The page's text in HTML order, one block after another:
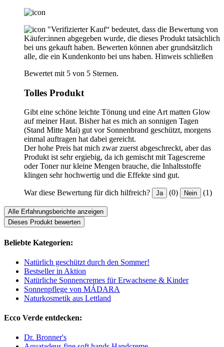
"Verifizierter Kauf“ bedeutet, dass die Bewertung von
Käufer:innen abgegeben wurde, die dieses Produkt tatsächlich
bei uns gekauft haben. Bewerten können aber grundsätzlich
alle, die ein Kundenkonto bei uns haben. Hinweis schließen
Bewertet mit 5 von 5 Sternen.
Tolles Produkt
Gibt eine schöne leichte Tönung und eine Art matten Glow
auf meiner Haut. Bisher hat es mich an sonnigen Tagen
(Stand Mitte Mai) gut vor Sonnenbrand geschützt, morgens
einmal auftragen hat dabei gereicht.
Der hohe Preis hat mich zwar zuerst abgeschreckt, aber das
Produkt ist sehr ergiebig, da ich gemischt mit Tagescreme
oder Toner nur kleine Mengen brauche, die Inhaltsstoffe
klingen sehr hochwertig und die Effekte sind gut.
War diese Bewertung für dich hilfreich? Ja (0) Nein (1)
Alle Erfahrungsberichte anzeigen
Dieses Produkt bewerten
Beliebte Kategorien:
Natürlich geschützt durch den Sommer!
Bestseller in Aktion
Natürliche Sonnencremes für Erwachsene & Kinder
Sonnenpflege von MÁDARA
Naturkosmetik aus Lettland
Ecco Verde entdecken:
Dr. Bronner's